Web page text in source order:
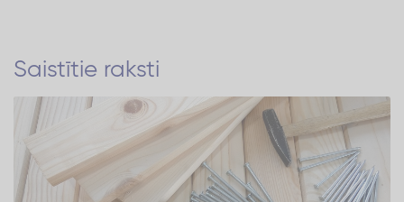
Saistītie raksti